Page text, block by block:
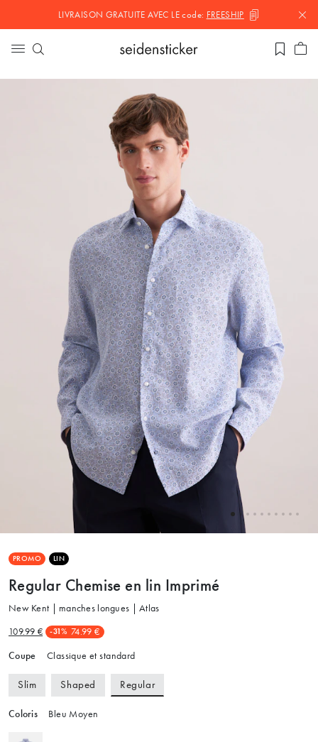
LIVRAISON GRATUITE AVEC LEcode: FREESHIP
PROMO LIN
Regular Chemise en lin Imprimé
New Kent | manches longues | Atlas
109.99 € -31% 74.99 €
Coupe Classique et standard
Slim Shaped Regular
Coloris Bleu Moyen